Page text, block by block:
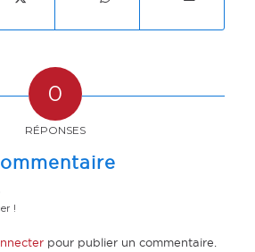
0
RÉPONSES
!
pour publier un commentaire.